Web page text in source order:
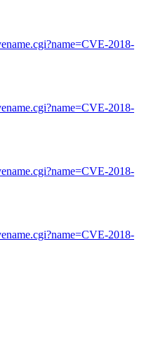
2018-
2018-
2018-
2018-